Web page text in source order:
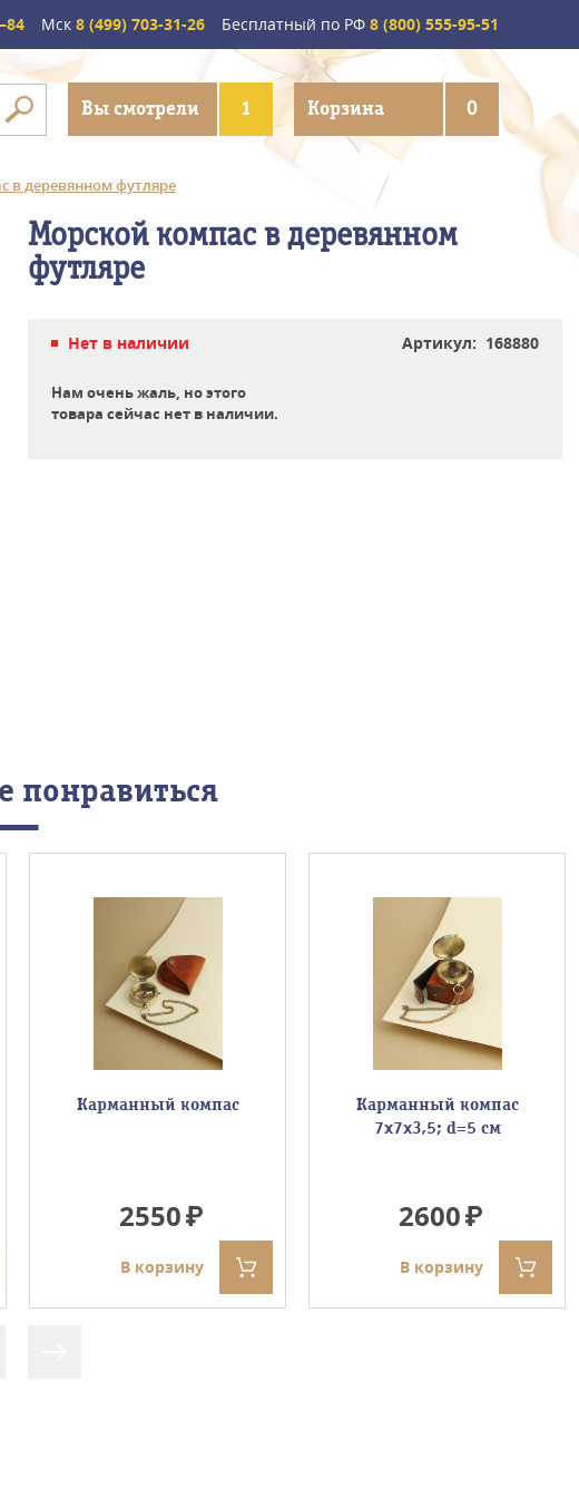
Мск 8 (499) 703-31-26 Бесплатный по РФ 8 (800) 555-95-51
Вы смотрели 1 Корзина 0
в деревянном футляре
Морской компас в деревянном
футляре
Нет в наличии Артикул: 168880
Нам очень жаль, но этого
товара сейчас нет в наличии.
понравиться
Карманный компас
2550
В корзину
Карманный компас
7х7х3,5; d=5 см
2600
В корзину